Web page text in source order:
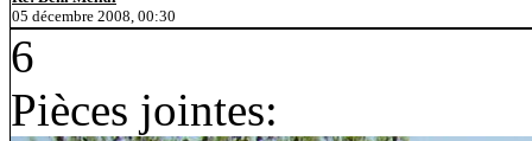
05 décembre 2008, 00:30
6
Pièces jointes: